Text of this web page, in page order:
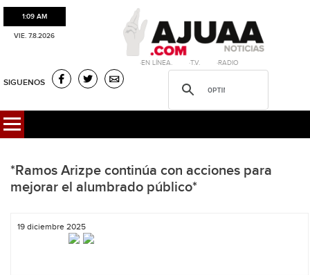
1:09 AM
VIE. 7.8.2026
·EN LÍNEA. ·T.V. ·RADIO
SIGUENOS
*Ramos Arizpe continúa con acciones para
mejorar el alumbrado público*
19 diciembre 2025